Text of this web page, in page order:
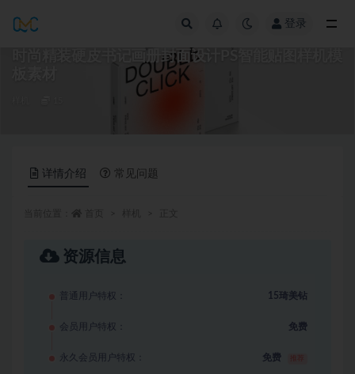
登录
时尚精装硬皮书记画册封面设计PS智能贴图样机模
详情介绍 常见问题
资源信息
普通用户特权： 15琦美钻
会员用户特权： 免费
永久会员用户特权： 免费